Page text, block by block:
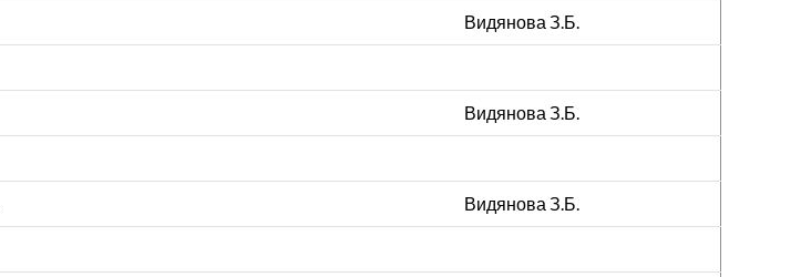
Видянова З.Б.
Видянова З.Б.
Видянова З.Б.